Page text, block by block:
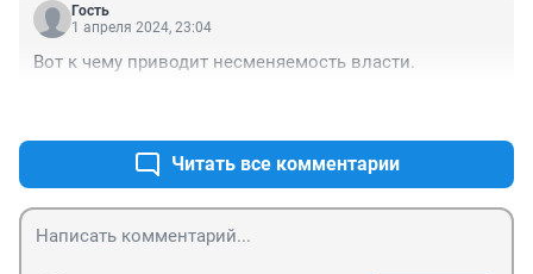
Гость
1 апреля 2024, 23:04
Вот к чему приводит несменяемость власти.
Читать все комментарии